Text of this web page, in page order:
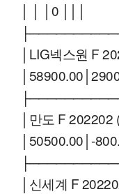
│ │ │0 │││
│LIG넥스원 F
│만도 F
│50500.00│-
│신세계 F